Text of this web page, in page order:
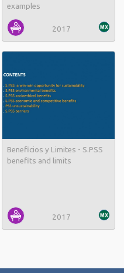
examples
2017
Beneficios y Limites - S.PSS
benefits and limits
2017